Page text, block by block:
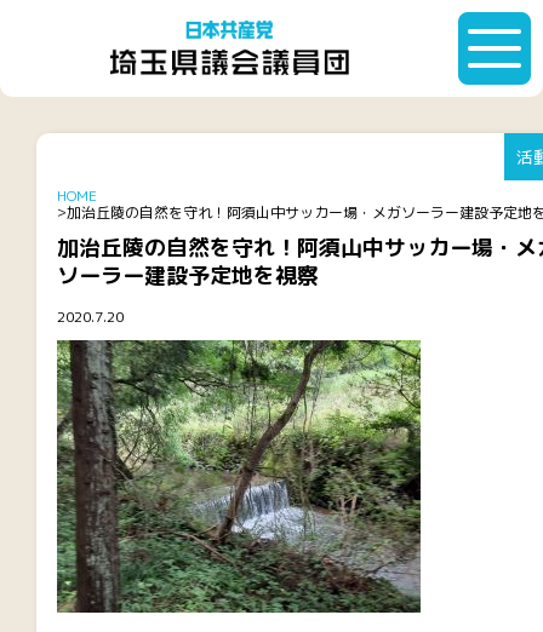
HOME
加治丘陵の自然を守れ！阿須山中サッカー場・メガソーラー建設予定地
加治丘陵の自然を守れ！阿須山中サッカー場・メ
ソーラー建設予定地を視察
2020.7.20
活